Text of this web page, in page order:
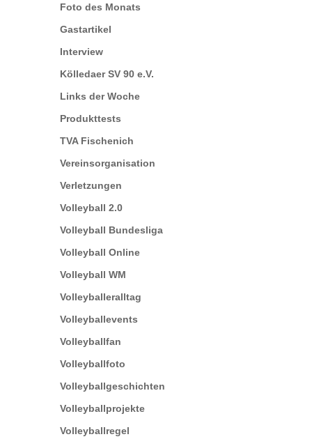
Foto des Monats
Gastartikel
Interview
Kölledaer SV 90 e.V.
Links der Woche
Produkttests
TVA Fischenich
Vereinsorganisation
Verletzungen
Volleyball 2.0
Volleyball Bundesliga
Volleyball Online
Volleyball WM
Volleyballeralltag
Volleyballevents
Volleyballfan
Volleyballfoto
Volleyballgeschichten
Volleyballprojekte
Volleyballregel